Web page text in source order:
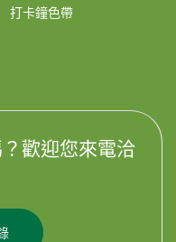
打卡鐘色帶
歡迎您來電洽